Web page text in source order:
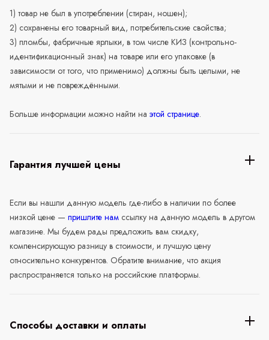
1) товар не был в употреблении (стиран, ношен);
2) сохранены его товарный вид, потребительские свойства;
3) пломбы, фабричные ярлыки, в том числе КИЗ (контрольно-
идентификационный знак) на товаре или его упаковке (в
зависимости от того, что применимо) должны быть целыми, не
мятыми и не повреждёнными.
Больше информации можно найти на этой странице.
Гарантия лучшей цены
Если вы нашли данную модель где-либо в наличии по более
низкой цене — пришлите нам ссылку на данную модель в другом
магазине. Мы будем рады предложить вам скидку,
компенсирующую разницу в стоимости, и лучшую цену
относительно конкурентов. Обратите внимание, что акция
распространяется только на российские платформы.
Способы доставки и оплаты